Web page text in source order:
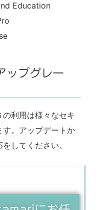
Education
ップグレー
利用は様々なセキ
す。アップデートか
してください。